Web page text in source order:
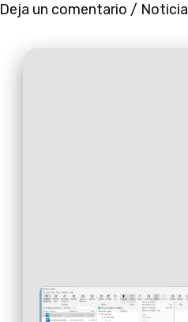
Deja un comentario /